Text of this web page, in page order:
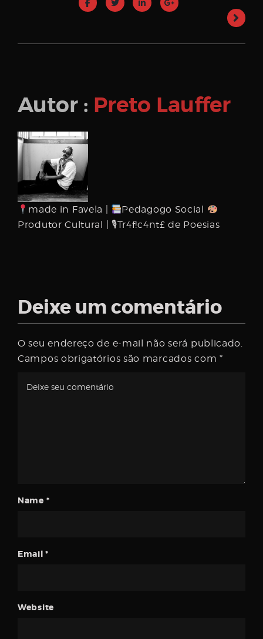
Autor : Preto Lauffer
made in Favela |
Pedagogo Social
Produtor Cultural | 🎙Tr4f!c4nt£ de Poesias
Deixe um comentário
O seu endereço de e-mail não será publicado.
Campos obrigatórios são marcados com *
Name *
Email*
Website